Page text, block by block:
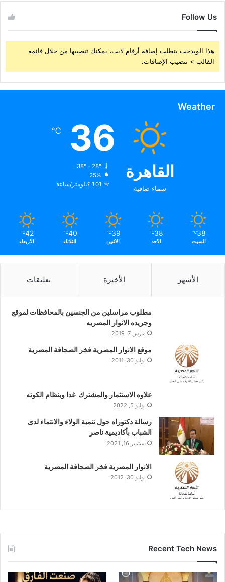
Follow Us
هذا الويدجت يتطلب إضافة أرقام لايت، يمكنك تنصيبها من خلال قائمة
القالب > تنصيب الإضافات.
Weather
القاهرة
سماء صافية
36
℃
38º - 28º
25%
1.01 كيلومتر/ساعة
38
℃
السبت
38
℃
الأحد
39
℃
الأثنين
40
℃
الثلاثاء
42
℃
الأربعاء
الأشهر الأخيرة تعليقات
مطلوب مراسلين من الجنسين بالمحافظات لموقع
وجريده الانوار المصريه
مارس 7, 2019
موقع الانوار المصرية فخر الصحافة المصرية
يوليو 30, 2011
علاوه الاستثمار والمشترك غدا وبنظام الكوته
يوليو 5, 2022
رسالة دكتوراه حول تنمية الولاء والانتماء لدى
الشباب بأكاديمية ناصر
سبتمبر 16, 2021
الانوار المصرية فخر الصحافة المصرية
يوليو 30, 2012
Recent Tech News